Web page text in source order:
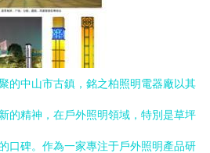
的中山市古鎮，銘之柏照明電器廠以其
的精神，在戶外照明領域，特別是草坪
口碑。作為一家專注于戶外照明產品研